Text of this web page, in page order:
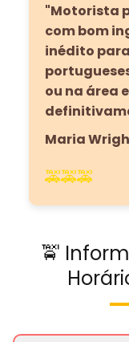
"Motorista
com bom
inédito
ou na área
Maria
🚕🚕🚕
🚖